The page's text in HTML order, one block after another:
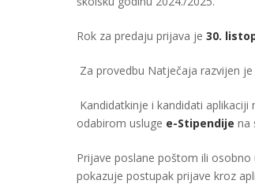
Rok za predaju prijava je 30.
Za provedbu Natječaja razvijen
Kandidatkinje i kandidati
odabirom usluge e-Stipendije na
Prijave poslane poštom ili
pokazuje postupak prijave kroz